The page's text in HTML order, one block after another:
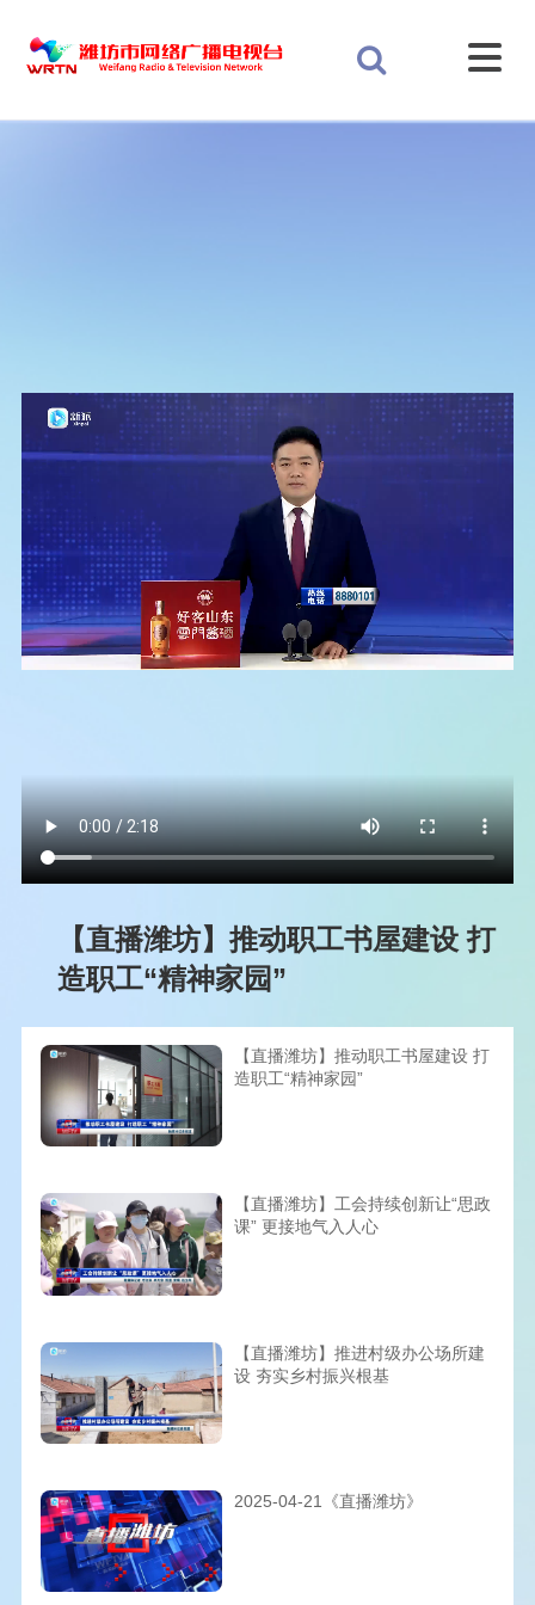
【直播潍坊】推动职工书屋建设 打
造职工“精神家园”
【直播潍坊】推动职工书屋建设 打
造职工“精神家园”
【直播潍坊】工会持续创新让“思政
课” 更接地气入人心
【直播潍坊】推进村级办公场所建
设 夯实乡村振兴根基
2025-04-21《直播潍坊》